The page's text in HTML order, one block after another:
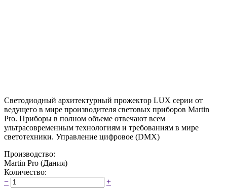
Светодиодный архитектурный прожектор LUX серии от
ведущего в мире производителя световых приборов Martin
Pro. Приборы в полном объеме отвечают всем
ультрасовременным технологиям и требованиям в мире
светотехники. Управление цифровое (DMX)
Производство:
Martin Pro (Дания)
Количество:
−
+